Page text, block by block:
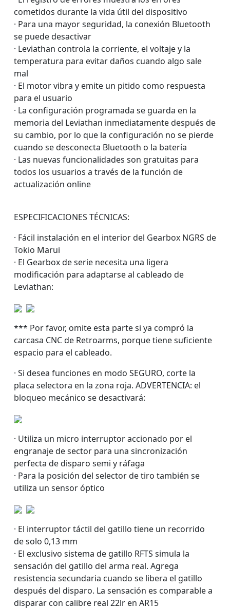
cometidos durante la vida útil del dispositivo
· Para una mayor seguridad, la conexión Bluetooth
se puede desactivar
· Leviathan controla la corriente, el voltaje y la
temperatura para evitar daños cuando algo sale
mal
· El motor vibra y emite un pitido como respuesta
para el usuario
· La configuración programada se guarda en la
memoria del Leviathan inmediatamente después de
su cambio, por lo que la configuración no se pierde
cuando se desconecta Bluetooth o la batería
· Las nuevas funcionalidades son gratuitas para
todos los usuarios a través de la función de
actualización online
ESPECIFICACIONES TÉCNICAS:
· Fácil instalación en el interior del Gearbox NGRS de
Tokio Marui
· El Gearbox de serie necesita una ligera
modificación para adaptarse al cableado de
Leviathan:
*** Por favor, omite esta parte si ya compró la
carcasa CNC de Retroarms, porque tiene suficiente
espacio para el cableado.
· Si desea funciones en modo SEGURO, corte la
placa selectora en la zona roja. ADVERTENCIA: el
bloqueo mecánico se desactivará:
· Utiliza un micro interruptor accionado por el
engranaje de sector para una sincronización
perfecta de disparo semi y ráfaga
· Para la posición del selector de tiro también se
utiliza un sensor óptico
· El interruptor táctil del gatillo tiene un recorrido
de solo 0,13 mm
· El exclusivo sistema de gatillo RFTS simula la
sensación del gatillo del arma real. Agrega
resistencia secundaria cuando se libera el gatillo
después del disparo. La sensación es comparable a
disparar con calibre real 22lr en AR15